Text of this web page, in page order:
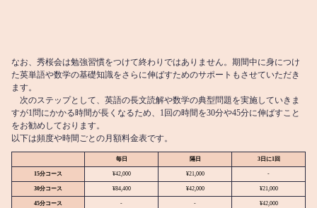
なお、秀桜会は勉強習慣をつけて終わりではありません。期間中に身につけ
た英単語や数学の基礎知識をさらに伸ばすためのサポートもさせていただき
ます。
次のステップとして、英語の長文読解や数学の典型問題を実施していきま
すが1問にかかる時間が長くなるため、1回の時間を30分や45分に伸ばすこと
をお勧めしております。
以下は頻度や時間ごとの月額料金表です。
毎日 隔日 3日に1回
15分コース ¥42,000 ¥21,000 -
30分コース ¥84,400 ¥42,000 ¥21,000
45分コース - - ¥42,000